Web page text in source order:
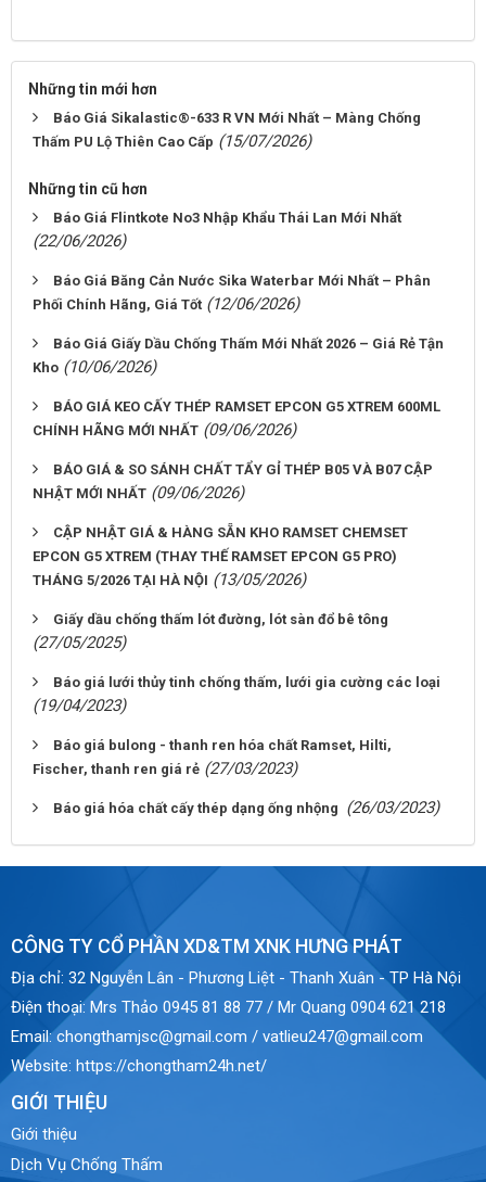
Những tin mới hơn
Báo Giá Sikalastic®-633 R VN Mới Nhất – Màng Chống
Thấm PU Lộ Thiên Cao Cấp (15/07/2026)
Những tin cũ hơn
Báo Giá Flintkote No3 Nhập Khẩu Thái Lan Mới Nhất
(22/06/2026)
Báo Giá Băng Cản Nước Sika Waterbar Mới Nhất – Phân
Phối Chính Hãng, Giá Tốt (12/06/2026)
Báo Giá Giấy Dầu Chống Thấm Mới Nhất 2026 – Giá Rẻ Tận
Kho (10/06/2026)
BÁO GIÁ KEO CẤY THÉP RAMSET EPCON G5 XTREM 600ML
CHÍNH HÃNG MỚI NHẤT (09/06/2026)
BÁO GIÁ & SO SÁNH CHẤT TẨY GỈ THÉP B05 VÀ B07 CẬP
NHẬT MỚI NHẤT (09/06/2026)
CẬP NHẬT GIÁ & HÀNG SẴN KHO RAMSET CHEMSET
EPCON G5 XTREM (THAY THẾ RAMSET EPCON G5 PRO)
THÁNG 5/2026 TẠI HÀ NỘI (13/05/2026)
Giấy dầu chống thấm lót đường, lót sàn đổ bê tông
(27/05/2025)
Báo giá lưới thủy tinh chống thấm, lưới gia cường các loại
(19/04/2023)
Báo giá bulong - thanh ren hóa chất Ramset, Hilti,
Fischer, thanh ren giá rẻ (27/03/2023)
Báo giá hóa chất cấy thép dạng ống nhộng (26/03/2023)
CÔNG TY CỔ PHẦN XD&TM XNK HƯNG PHÁT
Địa chỉ: 32 Nguyễn Lân - Phương Liệt - Thanh Xuân - TP Hà Nội
Điện thoại: Mrs Thảo 0945 81 88 77 / Mr Quang 0904 621 218
Email:chongthamjsc@gmail.com / vatlieu247@gmail.com
Website: https://chongtham24h.net/
GIỚI THIỆU
Giới thiệu
Dịch Vụ Chống Thấm